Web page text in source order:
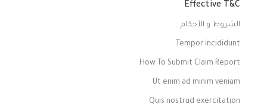
Effective T&C
الشروط و الأحكام
Tempor incididunt
How To Submit Claim Report
Ut enim ad minim veniam
Quis nostrud exercitation